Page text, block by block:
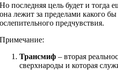
Но последняя цель будет и тогда
она лежит за пределами какого
ослепительного предчувствия.
Примечание:
Трансмиф – вторая
сверхнароды и которая